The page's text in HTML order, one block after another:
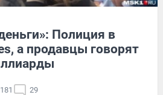
Полиция в
а продавцы говорят
29